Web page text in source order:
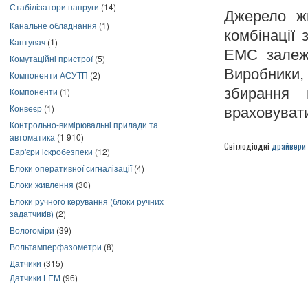
Стабілізатори напруги (14)
Канальне обладнання (1)
Кантувач (1)
Комутаційні пристрої(5)
Компоненти АСУТП (2)
Компоненти (1)
Конвеєр (1)
Контрольно-вимірювальні прилади та
автоматика (1 910)
Бар'єри іскробезпеки (12)
Блоки оперативної сигналізації(4)
Блоки живлення (30)
Блоки ручного керування (блоки ручних
задатчиків) (2)
Вологоміри (39)
Вольтамперфазометри (8)
Датчики (315)
Датчики LEM (96)
Джерело
ЕМС
збирання
Світлодіодні